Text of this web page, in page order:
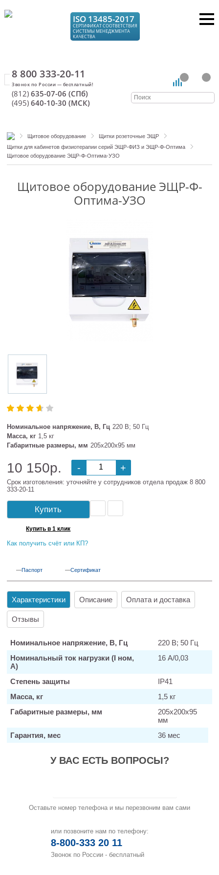
ISO 13485-2017
СЕРТИФИКАТ СООТВЕТСТВИЯ
СИСТЕМЫ МЕНЕДЖМЕНТА
КАЧЕСТВА
8 800 333-20-11
(812) 635-07-06 (СПб)
(495) 640-10-30 (МСК)
Щитовое оборудование
Щитки розеточные ЭЩР
Щитки для кабинетов физиотерапии серий ЭЩР-ФИЗ и ЭЩР-Ф-Оптима
Щитовое оборудование ЭЩР-Ф-Оптима-УЗО
Щитовое оборудование ЭЩР-Ф-
Оптима-УЗО
Номинальное напряжение, В, Гц 220 В; 50 Гц
Масса, кг 1,5 кг
Габаритные размеры, мм 205х200х95 мм
10 150р. - +
Срок изготовления: уточняйте у сотрудников отдела продаж 8 800
333-20-11
Купить
Купить в 1 клик
Как получить счёт или КП?
Паспорт Сертификат
Характеристики Описание Оплата и доставка
Отзывы
Номинальное напряжение, В, Гц
220 В; 50 Гц
Номинальный ток нагрузки (I ном,
А)
16 А/0,03
Степень защиты
IP41
Масса, кг
1,5 кг
Габаритные размеры, мм
205х200х95
мм
Гарантия, мес
36 мес
У ВАС ЕСТЬ ВОПРОСЫ?
Оставьте номер телефона и мы перезвоним вам сами
или позвоните нам по телефону:
8-800-333 20 11
Звонок по России - бесплатный